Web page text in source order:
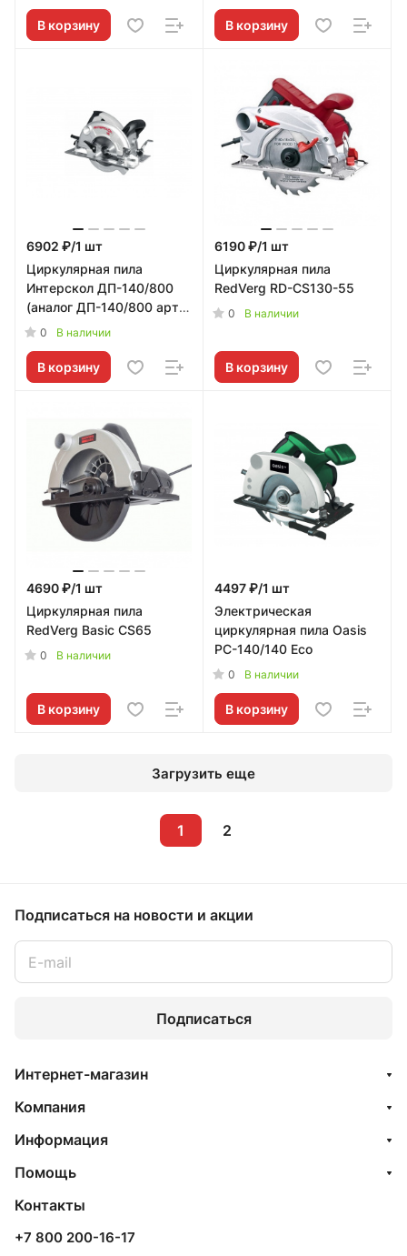
В корзину В корзину
6902 ₽/1 шт
Циркулярная пила
Интерскол ДП-140/800
(аналог ДП-140/800 арт.
550.1.0.70)
0 В наличии
В корзину
6190 ₽/1 шт
Циркулярная пила
RedVerg RD-CS130-55
0 В наличии
В корзину
4690 ₽/1 шт
Циркулярная пила
RedVerg Basic CS65
0 В наличии
В корзину
4497 ₽/1 шт
Электрическая
циркулярная пила Oasis
PC-140/140 Eco
0 В наличии
В корзину
Загрузить еще
1 2
Подписаться на новости и акции
Подписаться
Интернет-магазин
Компания
Информация
Помощь
Контакты
+7 800 200-16-17